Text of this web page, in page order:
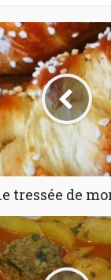
tressée de